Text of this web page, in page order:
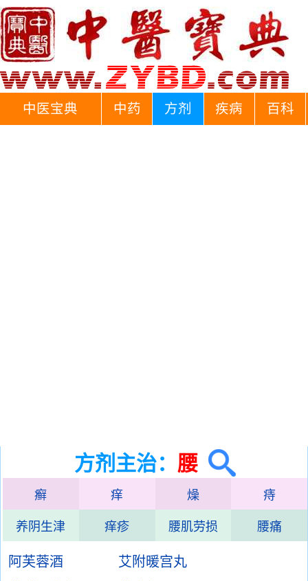
中医宝典 中药 方剂 疾病 百科
方剂主治： 腰
癣 痒 燥 痔
养阴生津 痒疹 腰肌劳损 腰痛
阿芙蓉酒
艾附暖宫丸